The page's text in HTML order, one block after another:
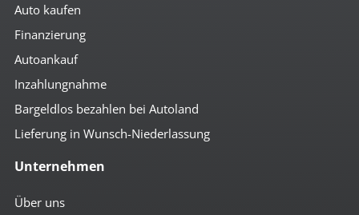
Anfahrassistent
Auto Hold
autom. abblendender Innenspiegel
beheizbare Aussenspiegel
beheizbare Frontscheibe
Bordcomputer
Colorverglasung
el. anklappbare Spiegel
el. Fahrersitz
geteilte Rücksitzbank
höhenverst. Beifahrersitz
Auto kaufen
Finanzierung
Autoankauf
Inzahlungnahme
Bargeldlos bezahlen bei Autoland
Lieferung in Wunsch-Niederlassung
Unternehmen
Über uns